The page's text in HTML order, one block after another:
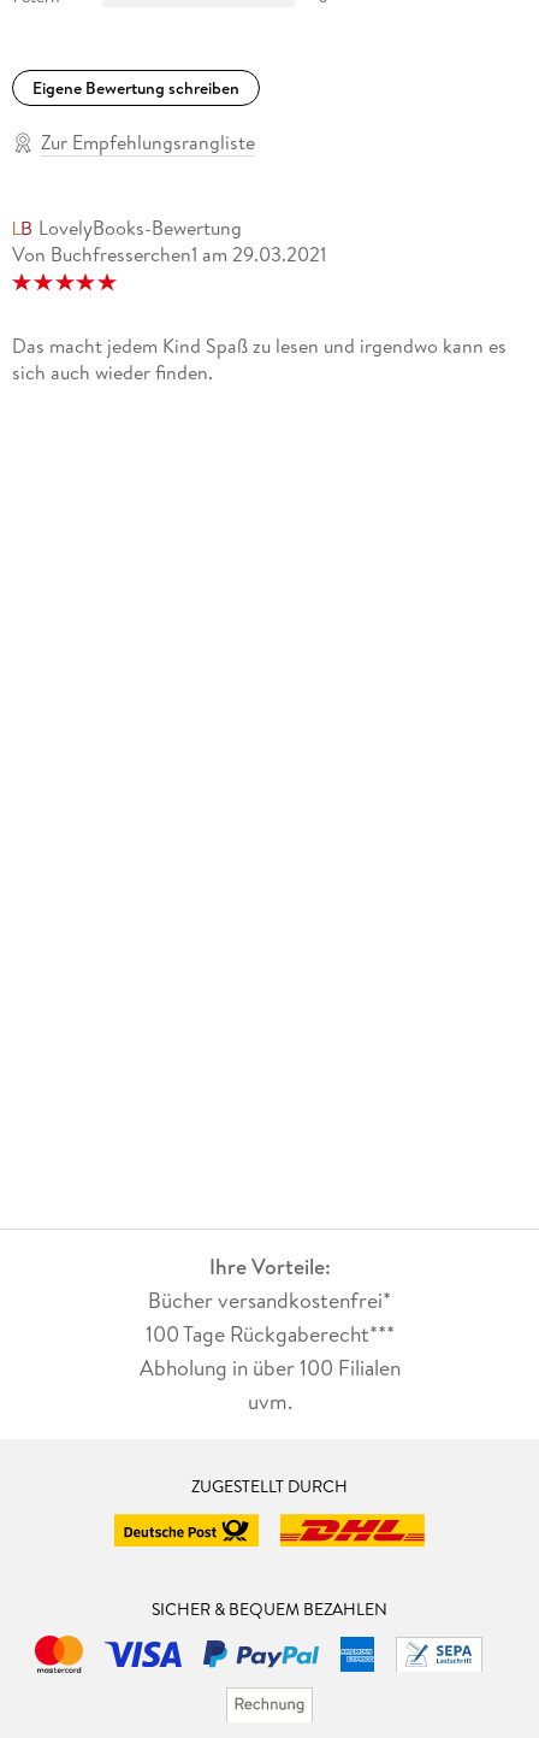
Eigene Bewertung schreiben
Zur Empfehlungsrangliste
LovelyBooks-Bewertung
Von Buchfresserchen1 am 29.03.2021
Das macht jedem Kind Spaß zu lesen und irgendwo kann es
sich auch wieder finden.
Ihre Vorteile:
Bücher versandkostenfrei*
100 Tage Rückgaberecht***
Abholung in über 100 Filialen
uvm.
ZUGESTELLT DURCH
SICHER & BEQUEM BEZAHLEN